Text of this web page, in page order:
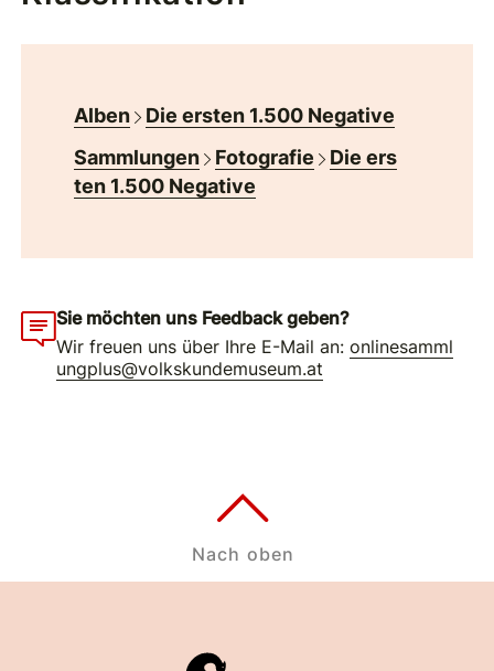
Alben
Die ersten 1.500 Negative
Sammlungen
Fotografie
Die ers
ten 1.500 Negative
Sie möchten uns Feedback geben?
Wir freuen uns über Ihre E-Mail an:onlinesamml
ungplus@volkskundemuseum.at
Nach oben